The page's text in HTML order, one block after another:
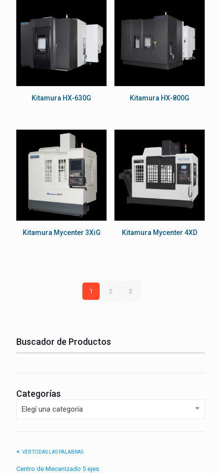
Kitamura HX-630G Kitamura HX-800G
Kitamura Mycenter 3XiG Kitamura Mycenter 4XD
1 2 3
Buscador de Productos
Categorías
Elegí una categoría
VER TODAS LAS PALABRAS
Centro de Mecanizado 5 ejes